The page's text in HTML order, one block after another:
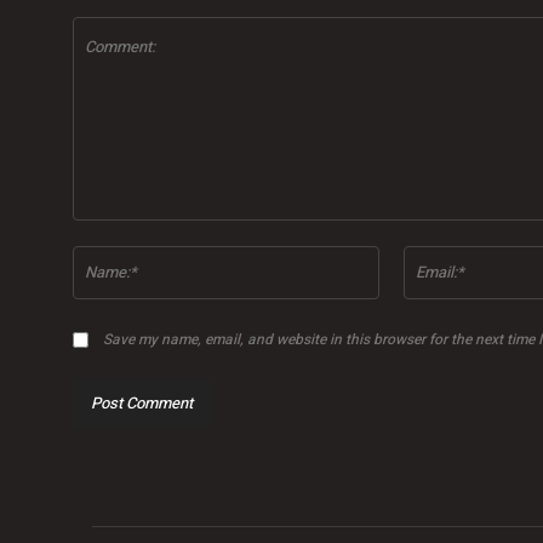
Save my name, email, and website in this browser for the next time